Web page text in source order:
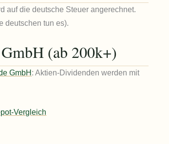
auf die deutsche Steuer angerechnet.
deutschen tun es).
(ab 200k+)
GmbH : Aktien-Dividenden werden mit
Vergleich